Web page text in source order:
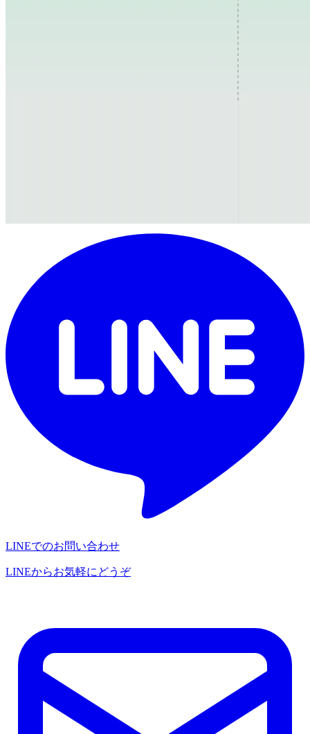
LINEでのお問い合わせ
LINEからお気軽にどうぞ